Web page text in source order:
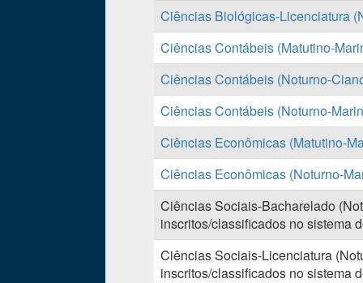
Ciências Biológicas-Licenciatura
Ciências Contábeis (Matutino-
Ciências Contábeis (Noturno-
Ciências Contábeis (Noturno-
Ciências Econômicas (Matutino-
Ciências Econômicas (Noturno-
Ciências Sociais-Bacharelado
inscritos/classificados no sistema
Ciências Sociais-Licenciatura
inscritos/classificados no sistema